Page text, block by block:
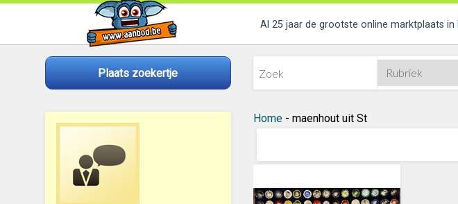
Al 25 jaar de grootste online marktplaats in
Plaats zoekertje
Home- maenhout uit St